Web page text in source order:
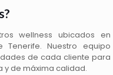
wellness ubicados en
Nuestro equipo
de cada cliente para
y de máxima calidad.